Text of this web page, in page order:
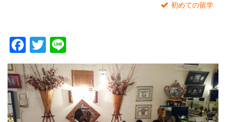
初めての留学
F
a
c
e
b
T
wi
tt
er
n
e